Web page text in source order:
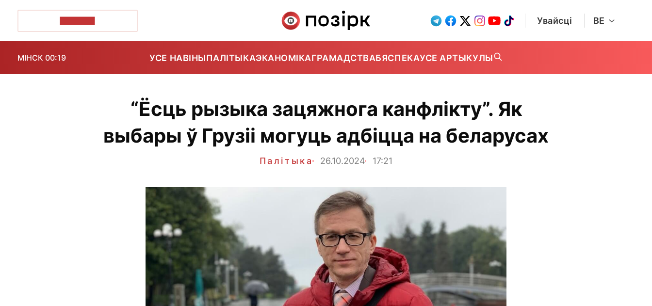
Увайсці BE
МІНСК 00:19 УСЕ НАВІНЫПАЛІТЫКАЭКАНОМІКАГРАМАДСТВАБЯСПЕКАУСЕ АРТЫКУЛЫ
“Ёсць рызыка зацяжнога канфлікту”. Як
выбары ў Грузіі могуць адбіцца на беларусах
Палітыка 26.10.2024 17:21